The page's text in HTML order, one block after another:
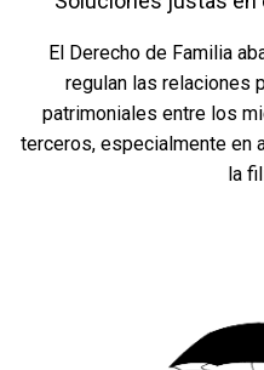
El Derecho de Familia
regulan las relaciones
patrimoniales entre los
terceros, especialmente en
la